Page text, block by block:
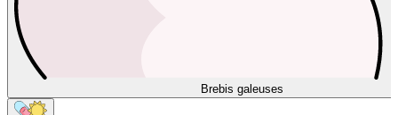
Brebis galeuses